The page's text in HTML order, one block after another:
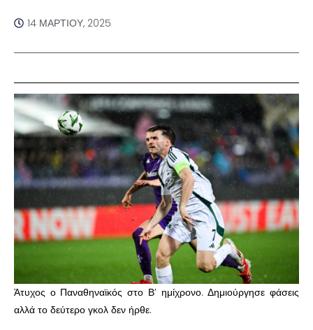
14 ΜΑΡΤΊΟΥ, 2025
Άτυχος ο Παναθηναϊκός στο Β’ ημίχρονο. Δημιούργησε φάσεις
αλλά το δεύτερο γκολ δεν ήρθε.